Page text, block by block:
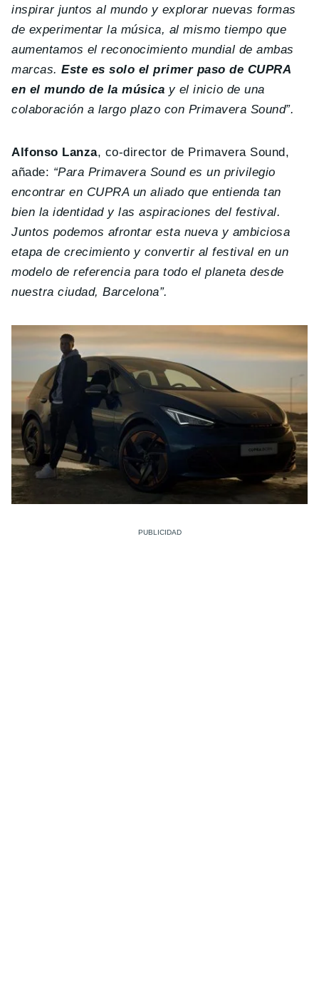
inspirar juntos al mundo y explorar nuevas formas
de experimentar la música, al mismo tiempo que
aumentamos el reconocimiento mundial de ambas
marcas.Este es solo el primer paso de CUPRA
en el mundo de la música y el inicio de una
colaboración a largo plazo con Primavera Sound”.
Alfonso Lanza, co-director de Primavera Sound,
añade: “Para Primavera Sound es un privilegio
encontrar en CUPRA un aliado que entienda tan
bien la identidad y las aspiraciones del festival.
Juntos podemos afrontar esta nueva y ambiciosa
etapa de crecimiento y convertir al festival en un
modelo de referencia para todo el planeta desde
nuestra ciudad, Barcelona”.